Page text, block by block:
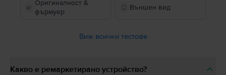
Оригиналност &
фърмуер
Външен вид
Виж всички тестове
Какво е ремаркетирано устройство?